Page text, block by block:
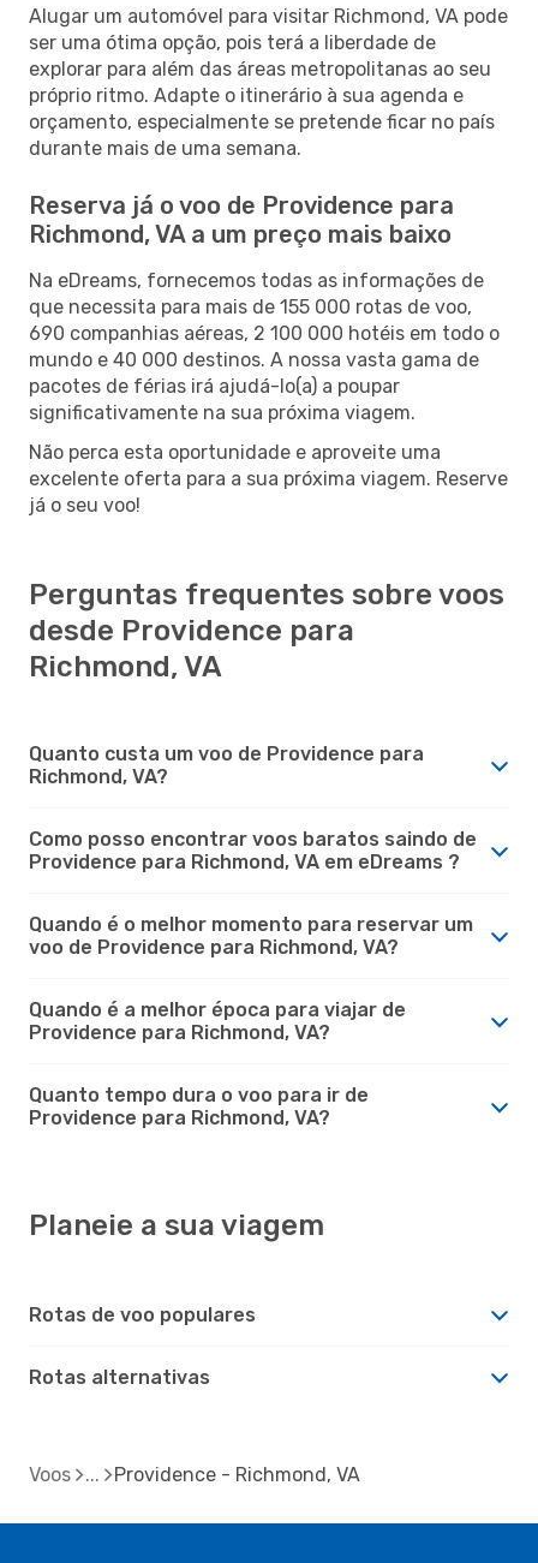
Alugar um automóvel para visitar Richmond, VA pode
ser uma ótima opção, pois terá a liberdade de
explorar para além das áreas metropolitanas ao seu
próprio ritmo. Adapte o itinerário à sua agenda e
orçamento, especialmente se pretende ficar no país
durante mais de uma semana.
Reserva já o voo de Providence para
Richmond, VA a um preço mais baixo
Na eDreams, fornecemos todas as informações de
que necessita para mais de 155 000 rotas de voo,
690 companhias aéreas, 2 100 000 hotéis em todo o
mundo e 40 000 destinos. A nossa vasta gama de
pacotes de férias irá ajudá-lo(a) a poupar
significativamente na sua próxima viagem.
Não perca esta oportunidade e aproveite uma
excelente oferta para a sua próxima viagem. Reserve
já o seu voo!
Perguntas frequentes sobre voos
desde Providence para
Richmond, VA
Quanto custa um voo de Providence para
Richmond, VA?
Como posso encontrar voos baratos saindo de
Providence para Richmond, VA em eDreams ?
Quando é o melhor momento para reservar um
voo de Providence para Richmond, VA?
Quando é a melhor época para viajar de
Providence para Richmond, VA?
Quanto tempo dura o voo para ir de
Providence para Richmond, VA?
Planeie a sua viagem
Rotas de voo populares
Rotas alternativas
Voos Providence - Richmond, VA